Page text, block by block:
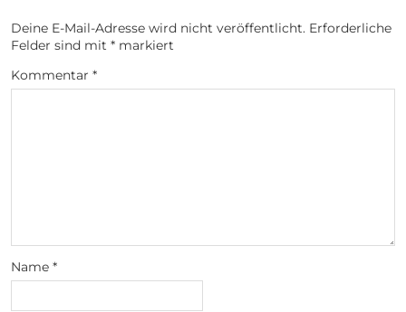
Deine E-Mail-Adresse wird nicht veröffentlicht. Erforderliche
Felder sind mit * markiert
Kommentar *
Name *